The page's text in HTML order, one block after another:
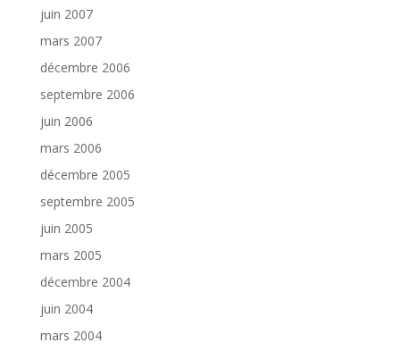
juin 2007
mars 2007
décembre 2006
septembre 2006
juin 2006
mars 2006
décembre 2005
septembre 2005
juin 2005
mars 2005
décembre 2004
juin 2004
mars 2004